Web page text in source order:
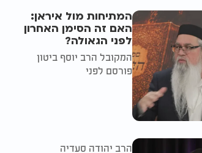
המתיחות מול איראן:
האם זה הסימן האחרון
לפני הגאולה?
המקובל הרב יוסף ביטון
פורסם לפני
הרב יהודה סעדיה